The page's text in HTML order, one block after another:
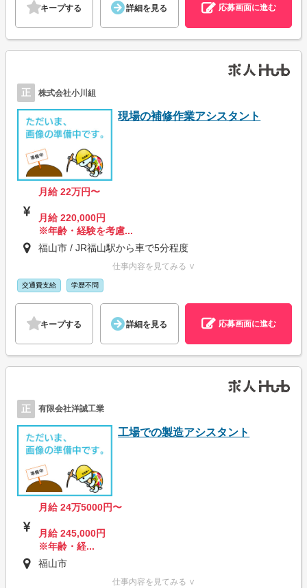
キープする 詳細を見る 応募画面に進む
正 株式会社小川組
現場の補修作業アシスタント
月給 22万円〜
月給 220,000円
※年齢・経験を考慮...
福山市 / JR福山駅から車で5分程度
仕事内容を見てみる ∨
交通費支給 学歴不問
キープする 詳細を見る 応募画面に進む
正 有限会社洋誠工業
工場での製造アシスタント
月給 24万5000円〜
月給 245,000円
※年齢・経...
福山市
仕事内容を見てみる ∨